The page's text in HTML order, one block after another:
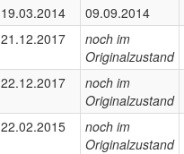
19.03.2014
09.09.2014
21.12.2017
noch im
Originalzustand
22.12.2017
noch im
Originalzustand
22.02.2015
noch im
Originalzustand